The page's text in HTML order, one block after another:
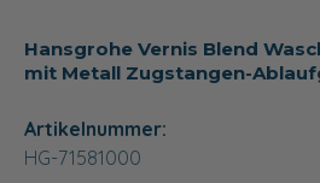
Hansgrohe Vernis Blend
mit Metall Zugstangen-
Artikelnummer:
HG-71581000